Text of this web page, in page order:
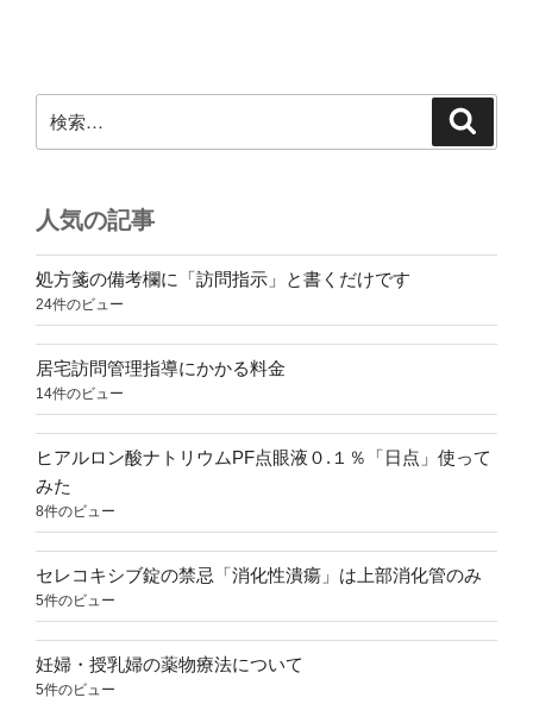
索:
人気の記事
処方箋の備考欄に「訪問指示」と書くだけです
24件のビュー
居宅訪問管理指導にかかる料金
14件のビュー
ヒアルロン酸ナトリウムPF点眼液０.１％「日点」使って
みた
8件のビュー
セレコキシブ錠の禁忌「消化性潰瘍」は上部消化管のみ
5件のビュー
妊婦・授乳婦の薬物療法について
5件のビュー